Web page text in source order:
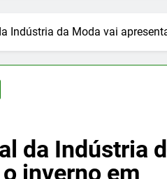
Indústria da Moda vai
da Indústria
inverno em